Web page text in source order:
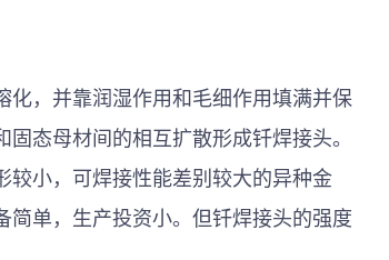
化，并靠润湿作用和毛细作用填满并保
态母材间的相互扩散形成钎焊接头。
较小，可焊接性能差别较大的异种金
简单，生产投资小。但钎焊接头的强度